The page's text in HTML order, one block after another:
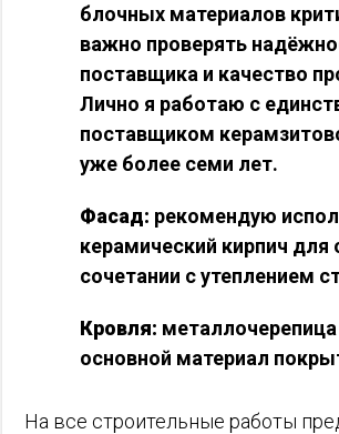
блочных материалов
важно проверять
поставщика и качество
Лично я работаю с
поставщиком
уже более семи лет.
Фасад: рекомендую
керамический кирпич для
сочетании с утеплением
Кровля: металлочерепица
основной материал
На все строительные работы